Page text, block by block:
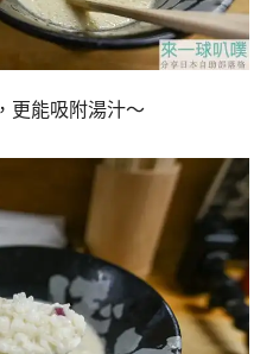
更能吸附湯汁～